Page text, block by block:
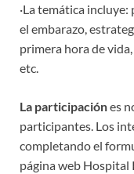
·La temática
el embarazo,
primera hora de
etc.
La participaciónes
participantes. Los
completando el
página web